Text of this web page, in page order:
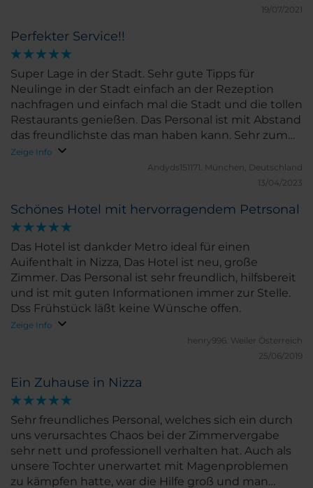
Perfekter Service!!
Super Lage in der Stadt. Sehr gute Tipps für
Neulinge in der Stadt einfach an der Rezeption
nachfragen und einfach mal die Stadt und die tollen
Restaurants genießen. Das Personal ist mit Abstand
das freundlichste das man haben kann. Sehr zum
weiterempfohlenen
Zeige Info
Andyds151171. München, Deutschland
13/04/2023
Schönes Hotel mit hervorragendem Petrsonal
Das Hotel ist dankder Metro ideal für einen
Auifenthalt in Nizza, Das Hotel ist neu, große
Zimmer. Das Personal ist sehr freundlich, hilfsbereit
und ist mit guten Informationen immer zur Stelle.
Dss Frühstück läßt keine Wünsche offen.
Zeige Info
henry996. Weiler Österreich
25/06/2019
Ein Zuhause in Nizza
Sehr freundliches Personal, welches sich ein durch
uns verursachtes Chaos bei der Zimmervergabe
sehr nett und professionell verhalten hat. Auch als
unsere Tochter unerwartet mit Magenproblemen
zu kämpfen hatte, war die Hilfe groß und man
Gemüse, frischer O-Saft und vegane Joghurt gab es
nicht. Aber dennoch wurde ich satt und es war
endlich mal Schokocroissants und Pfannkuchen bis
zum platzen essen :). Großer Plusunkt es wird auf
die Umwelt geachtet, in dem dem Gast angeboten
wird die Handtücher auch mehrmals zu verwenden
und nicht täglich auszutauschen, dafür bekommt
man dann einen Gutschein für die Hotelbar auf der
Dachterrasse- der Rosè ist sehr zu empfehlen :).
19/07/2021